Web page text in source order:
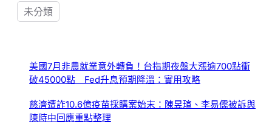
未分類
美國7月非農就業意外轉負！台指期夜盤大漲逾700點衝
破45000點 Fed升息預期降溫：實用攻略
慈濟遭詐10.6億疫苗採購案始末：陳昱瑄、李易儒被訴與
陳時中回應重點整理